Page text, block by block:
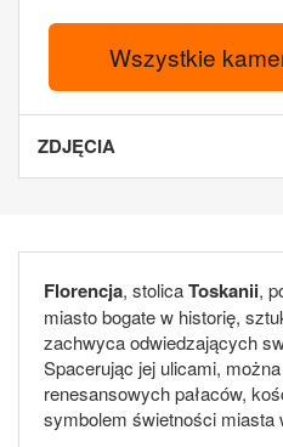
Wszystkie
ZDJĘCIA
Florencja, stolicaToskanii,
miasto bogate w historię,
zachwyca odwiedzających
Spacerując jej ulicami,
renesansowych pałaców,
symbolem świetności miasta